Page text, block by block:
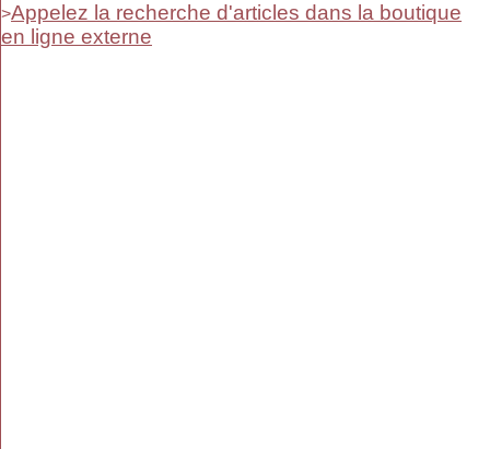
>Appelez la recherche d'articles dans la boutique
en ligne externe